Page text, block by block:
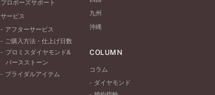
プロポーズサポート
サービス
アフターサービス
ご購入方法・仕上げ日数
プロミスダイヤモンド&
バースストーン
ブライダルアイテム
九州
沖縄
COLUMN
コラム
ダイヤモンド